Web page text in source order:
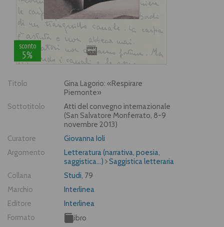
sconto
5%
Titolo
Gina Lagorio: «Respirare
Piemonte»
Sottotitolo
Atti del convegno internazionale
(San Salvatore Monferrato, 8-9
novembre 2013)
Curatore
Giovanna Ioli
Argomento
Letteratura (narrativa, poesia,
saggistica...)
Saggistica letteraria
Collana
Studi , 79
Marchio
Interlinea
Editore
Interlinea
Formato
Libro